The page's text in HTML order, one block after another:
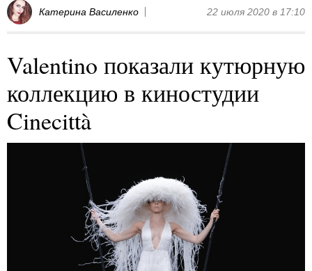
Катерина Василенко 22 июля 2020 в 17:10
Valentino показали кутюрную
коллекцию в киностудии
Cinecittà